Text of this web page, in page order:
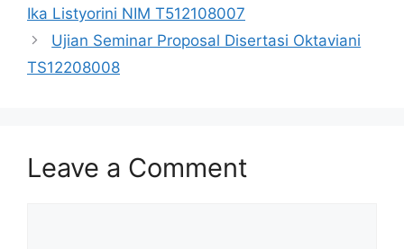
Ika Listyorini NIM T512108007
Ujian Seminar Proposal Disertasi Oktaviani
TS12208008
Leave a Comment